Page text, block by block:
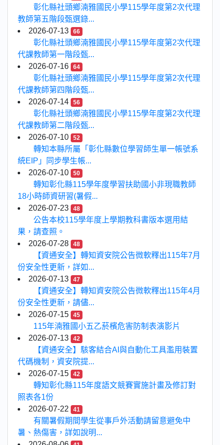
彰化縣社頭鄉湳雅國民小學115學年度第2次代理
教師第五階段甄選錄...
2026-07-13
66
彰化縣社頭鄉湳雅國民小學115學年度第2次代理
代課教師第一階段甄...
2026-07-16
64
彰化縣社頭鄉湳雅國民小學115學年度第2次代理
代課教師第四階段甄...
2026-07-14
56
彰化縣社頭鄉湳雅國民小學115學年度第2次代理
代課教師第二階段甄...
2026-07-10
52
轉知本縣所屬「彰化縣數位學習師生單一帳號系
統EIP」同步學生帳...
2026-07-10
50
轉知彰化縣115學年度學習扶助國小非現職教師
18小時師資研習(暑假...
2026-07-23
48
公告本校115學年度上學期教科書版本選用結
果，請查照。
2026-07-28
48
【資通安全】轉知資安院公告微軟釋出115年7月
份安全性更新，詳如...
2026-07-13
47
【資通安全】轉知資安院公告微軟釋出115年4月
份安全性更新，請儘...
2026-07-15
45
115年湳雅國小五乙菸檳危害防制表演影片
2026-07-13
42
【資通安全】駭客結合AI與自動化工具濫用裝置
代碼機制，資安院提...
2026-07-15
42
轉知彰化縣115年度語文競賽實施計畫及修訂對
照表各1份
2026-07-22
41
有關暑假期間學生從事戶外活動請留意避免中
暑、熱傷害，詳如說明...